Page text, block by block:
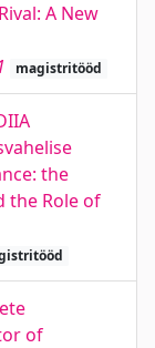
A New
magistritööd
the
the Role of
of